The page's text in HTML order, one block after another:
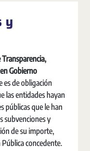
y
Transparencia,
Gobierno
es de obligación
las entidades hayan
públicas que le han
subvenciones y
de su importe,
concedente.